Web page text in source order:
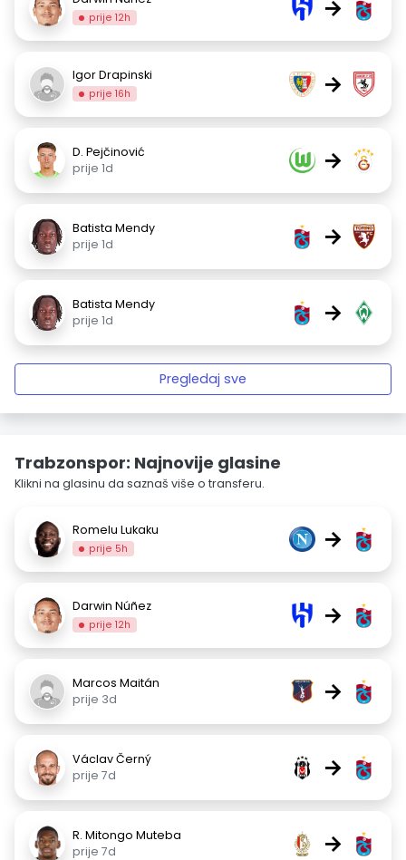
prije 12h →
Igor Drapinski
prije 16h →
D. Pejčinović
prije 1d
→
Batista Mendy
prije 1d
→
Batista Mendy
prije 1d
→
Pregledaj sve
Trabzonspor: Najnovije glasine
Klikni na glasinu da saznaš više o transferu.
Romelu Lukaku
prije 5h →
Darwin Núñez
prije 12h →
Marcos Maitán
prije 3d
→
Václav Černý
prije 7d
→
R. Mitongo Muteba
prije 7d
→